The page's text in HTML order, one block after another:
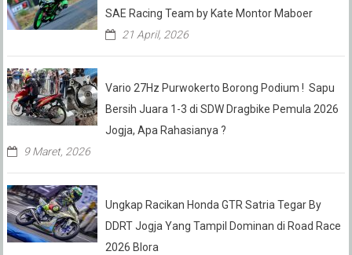
SAE Racing Team by Kate Montor Maboer
21 April, 2026
Vario 27Hz Purwokerto Borong Podium ! Sapu
Bersih Juara 1-3 di SDW Dragbike Pemula 2026
Jogja, Apa Rahasianya ?
9 Maret, 2026
Ungkap Racikan Honda GTR Satria Tegar By
DDRT Jogja Yang Tampil Dominan di Road Race
2026 Blora